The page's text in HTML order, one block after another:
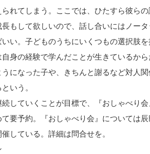
れてしまう。ここでは、ひたすら彼ら
もして欲しいので、話し合いにはノー
い。子どものうちにいくつもの選択肢
身の経験で学んだことが生きているか
になった子や、きちんと謝るなど対人
いう。
していくことが目標で、『おしゃべり会
て要予約。『おしゃべり会』については
している。詳細は問合せを。